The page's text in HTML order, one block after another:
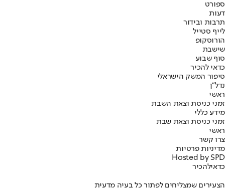
ספורט
דעות
תרבות ובידור
לייף סטייל
הורוסקופ
שישבת
סוף שבוע
כדאי להכיר
סיפור המשק הישראלי
נדל"ן
ראשי
זמני כניסת וצאת השבת
מידע כללי
זמני כניסת וצאת שבת
ראשי
צרו קשר
מדיניות פרטיות
Hosted by SPD
כדאילהכיר
הצעירים שמצליחים לפתור כל בעיה מדעית